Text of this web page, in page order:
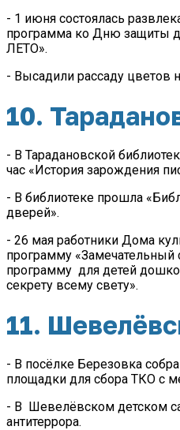
- 1 июня состоялась
программа ко Дню защиты
ЛЕТО».
- Высадили рассаду цветов
10.
- В Тарадановской
час «История зарождения
- В библиотеке прошла
дверей».
- 26 мая работники Дома
программу «Замечательный
программу для детей
секрету всему свету».
11.
- В посёлке Березовка
площадки для сбора ТКО с
- В Шевелёвском детском
антитеррора.